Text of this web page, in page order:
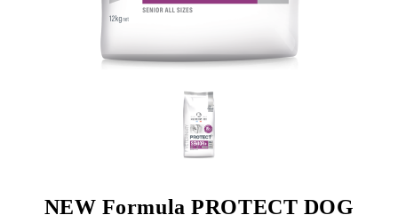
NEW Formula PROTECT DOG